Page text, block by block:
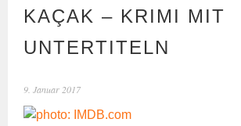
KAÇAK – KRIMI MIT
UNTERTITELN
9. Januar 2017